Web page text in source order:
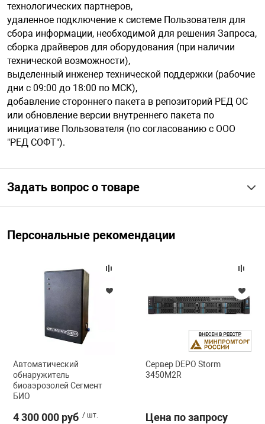
технологических партнеров,
удаленное подключение к системе Пользователя для
сбора информации, необходимой для решения Запроса,
сборка драйверов для оборудования (при наличии
технической возможности),
выделенный инженер технической поддержки (рабочие
дни с 09:00 до 18:00 по MCK),
добавление стороннего пакета в репозиторий РЕД ОС
или обновление версии внутреннего пакета по
инициативе Пользователя (по согласованию с ООО
"РЕД СОФТ").
Задать вопрос о товаре
Персональные рекомендации
Автоматический
обнаружитель
биоаэрозолей Сегмент
БИО
4 300 000 руб / шт.
Сервер DEPO Storm
3450M2R
Цена по запросу